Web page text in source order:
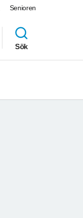
Senioren
Sök